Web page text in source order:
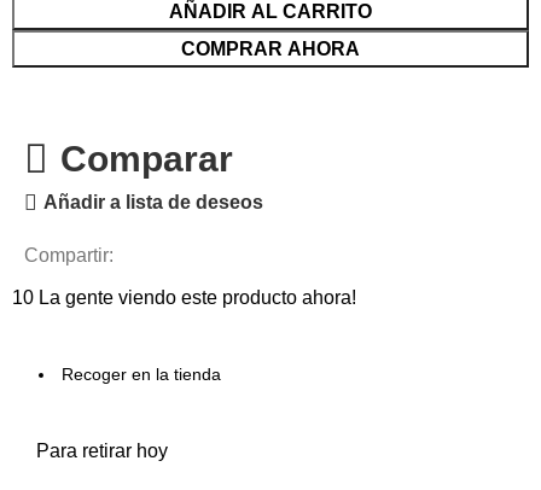
AÑADIR AL CARRITO
COMPRAR AHORA
Comparar
Añadir a lista de deseos
Compartir:
10 La gente viendo este producto ahora!
Recoger en la tienda
Para retirar hoy